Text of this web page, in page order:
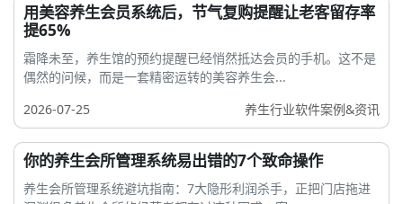
用美容养生会员系统后，节气复购提醒让老客留存率
提65%
霜降未至，养生馆的预约提醒已经悄然抵达会员的手机。这不是
偶然的问候，而是一套精密运转的美容养生会...
2026-07-25
养生行业软件案例&资讯
你的养生会所管理系统易出错的7个致命操作
养生会所管理系统避坑指南：7大隐形利润杀手，正把门店拖进